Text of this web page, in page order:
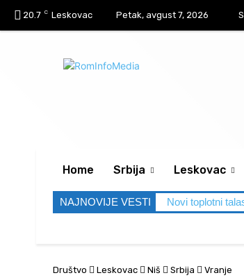
20.7 C Leskovac Petak, avgust 7, 2026
Home Srbija Leskovac
NAJNOVIJE VESTI Novi toplotni
Društvo Leskovac Niš Srbija Vranje